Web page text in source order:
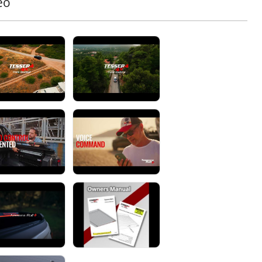
Sie Ihre Ladefläche trocken und funktionsfähig mit
Doppeldrainagesystem Φ20. Mit Anti-Blatt-
bewältigt es bis zu 60 Liter pro Minute und
auch bei extremen Wetterbedingungen für
Leistung.
und Platzsparendes Behälterdesign
Sie die Kapazität Ihrer Ladefläche mit den
kompakten Behälterabmessungen des
Roll+:
Doppelkabine: 20 cm x 23 cm (H x B)
Einzel-/Space-Kabine und amerikanische Modelle: 26
x 30 cm (H x B)
innovative Design bietet mehr nutzbaren
ohne die Haltbarkeit zu beeinträchtigen.
zugängliche Behälterabdeckung
Sie Ihr System mühelos mit der speziell
Behälterabdeckung, die schnellen und
Zugang zum Tessera Roll+ bietet und so